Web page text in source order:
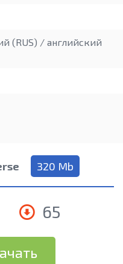
(RUS) / английский
320 Mb
65